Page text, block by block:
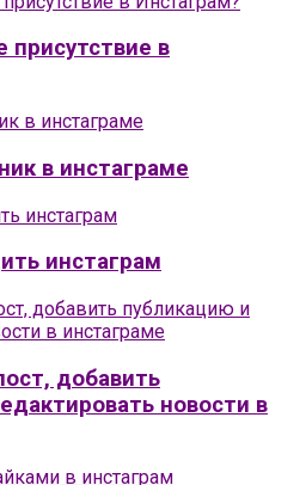
присутствие в
в инстаграме
инстаграм
добавить
новости в